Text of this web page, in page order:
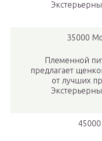
35000
Племенной
предлагает
от лучших